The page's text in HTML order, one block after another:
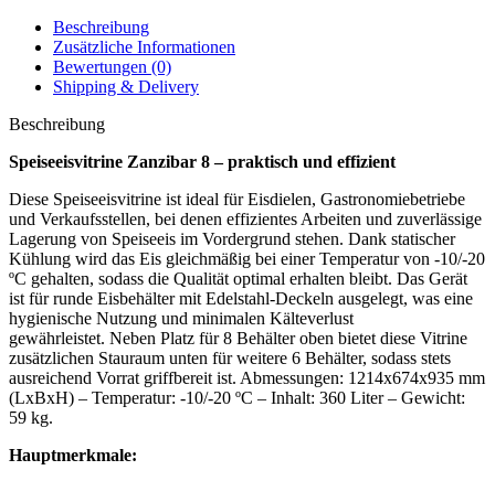
Beschreibung
Zusätzliche Informationen
Bewertungen (0)
Shipping & Delivery
Beschreibung
Speiseeisvitrine Zanzibar 8 – praktisch und effizient
Diese Speiseeisvitrine ist ideal für Eisdielen, Gastronomiebetriebe
und Verkaufsstellen, bei denen effizientes Arbeiten und zuverlässige
Lagerung von Speiseeis im Vordergrund stehen. Dank statischer
Kühlung wird das Eis gleichmäßig bei einer Temperatur von -10/-20
ºC gehalten, sodass die Qualität optimal erhalten bleibt. Das Gerät
ist für runde Eisbehälter mit Edelstahl-Deckeln ausgelegt, was eine
hygienische Nutzung und minimalen Kälteverlust
gewährleistet. Neben Platz für 8 Behälter oben bietet diese Vitrine
zusätzlichen Stauraum unten für weitere 6 Behälter, sodass stets
ausreichend Vorrat griffbereit ist. Abmessungen: 1214x674x935 mm
(LxBxH) – Temperatur: -10/-20 ºC – Inhalt: 360 Liter – Gewicht:
59 kg.
Hauptmerkmale: